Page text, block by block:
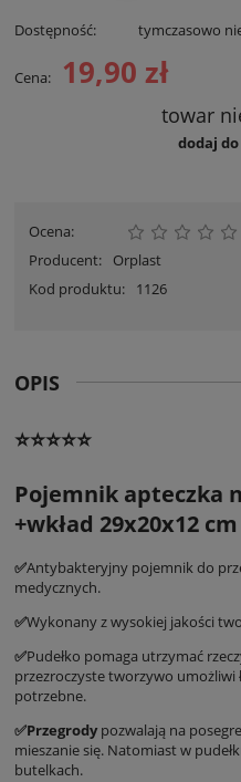
Dostępność: tymczasowo
Cena: 19,90 zł
towar
dodaj
Ocena:
Producent:
Orplast
Kod produktu:
1126
OPIS
⭐⭐⭐⭐⭐
Pojemnik apteczka
+wkład 29x20x12
✅Antybakteryjny pojemnik do
medycznych.
✅Wykonany z wysokiej jakości
✅Pudełko pomaga utrzymać
przezroczyste tworzywo umożliwi
potrzebne.
✅Przegrody pozwalają na
mieszanie się. Natomiast w
butelkach.